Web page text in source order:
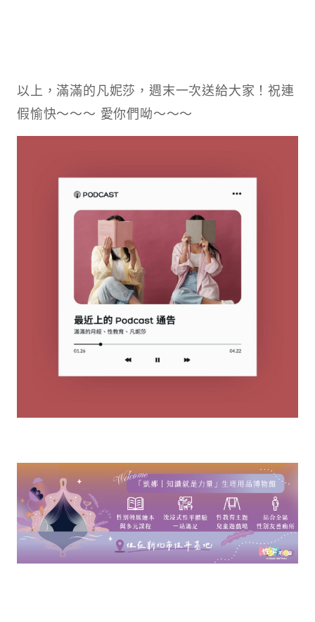
以上，滿滿的凡妮莎，週末一次送給大家！祝連
假愉快～～～ 愛你們呦～～～